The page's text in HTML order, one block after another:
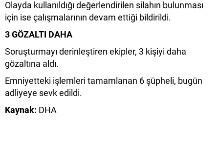
Olayda kullanıldığı değerlendirilen silahın bulunması
için ise çalışmalarının devam ettiği bildirildi.
3 GÖZALTI DAHA
Soruşturmayı derinleştiren ekipler, 3 kişiyi daha
gözaltına aldı.
Emniyetteki işlemleri tamamlanan 6 şüpheli, bugün
adliyeye sevk edildi.
Kaynak: DHA